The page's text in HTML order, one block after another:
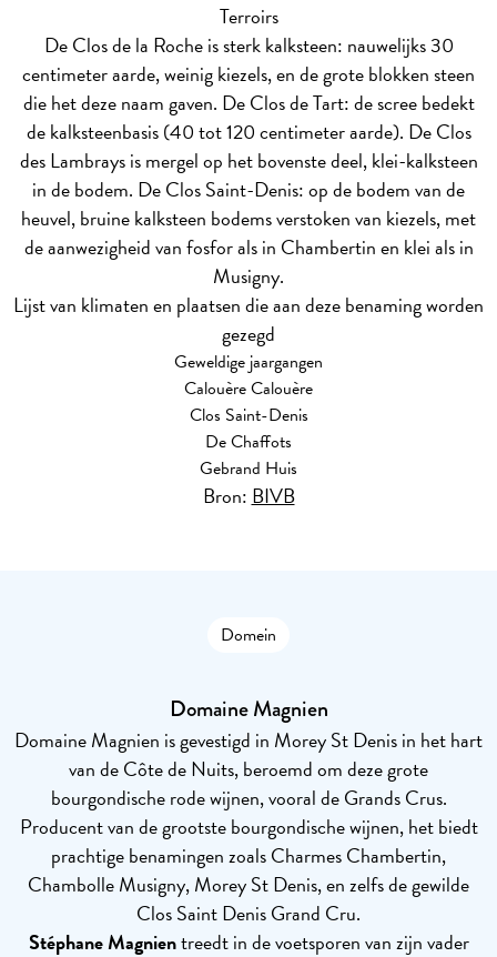
Terroirs
De Clos de la Roche is sterk kalksteen: nauwelijks 30
centimeter aarde, weinig kiezels, en de grote blokken steen
die het deze naam gaven. De Clos de Tart: de scree bedekt
de kalksteenbasis (40 tot 120 centimeter aarde). De Clos
des Lambrays is mergel op het bovenste deel, klei-kalksteen
in de bodem. De Clos Saint-Denis: op de bodem van de
heuvel, bruine kalksteen bodems verstoken van kiezels, met
de aanwezigheid van fosfor als in Chambertin en klei als in
Musigny.
Lijst van klimaten en plaatsen die aan deze benaming worden
gezegd
Geweldige jaargangen
Calouère Calouère
Clos Saint-Denis
De Chaffots
Gebrand Huis
Bron:BIVB
Domein
Domaine Magnien
Domaine Magnien is gevestigd in Morey St Denis in het hart
van de Côte de Nuits, beroemd om deze grote
bourgondische rode wijnen, vooral de Grands Crus.
Producent van de grootste bourgondische wijnen, het biedt
prachtige benamingen zoals Charmes Chambertin,
Chambolle Musigny, Morey St Denis, en zelfs de gewilde
Clos Saint Denis Grand Cru.
Stéphane Magnientreedt in de voetsporen van zijn vader